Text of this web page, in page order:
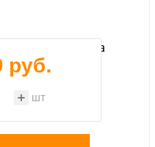
катера
руб.
шт